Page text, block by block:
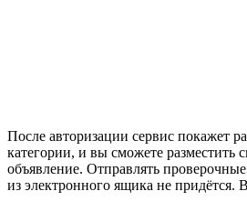
После авторизации сервис покажет
категории, и вы сможете разместить
объявление. Отправлять
из электронного ящика не придётся.